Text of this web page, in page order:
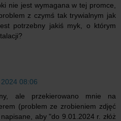
nie jest wymagana w tej promce,
z czymś tak trywialnym jak
potrzebny jakiś myk, o którym
08:06
ale przekierowano mnie na
(problem ze zrobieniem zdjęć
aby "do 9.01.2024 r. złóż